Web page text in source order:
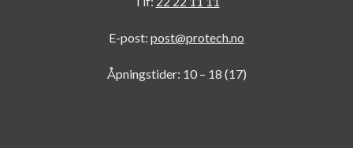
E-post: post@protech.no
Åpningstider: 10 – 18 (17)